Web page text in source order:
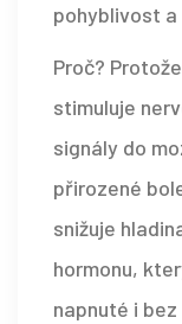
pohyblivost a
Proč?
stimuluje
signály do
přirozené
snižuje
hormonu,
napnuté i